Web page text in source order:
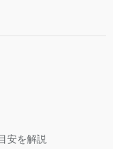
安を解説